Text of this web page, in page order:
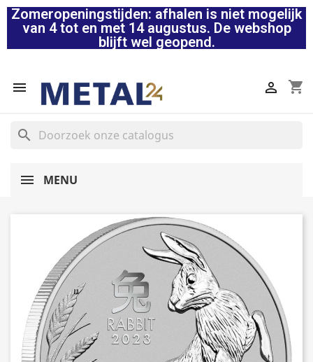
Zomeropeningstijden: afhalen is niet mogelijk
van 4 tot en met 14 augustus. De webshop
blijft wel geopend.
 shopping_cart

search
MENU